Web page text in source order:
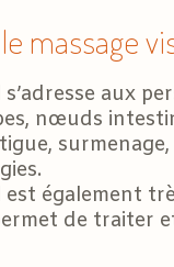
massage
s’adresse aux
nœuds
est également
de traiter